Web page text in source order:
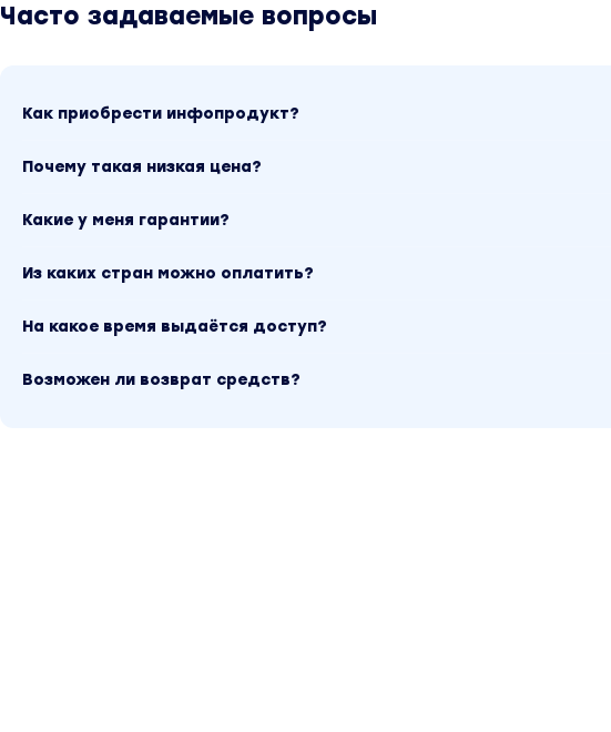
Часто задаваемые вопросы
Как приобрести инфопродукт?
Почему такая низкая цена?
Какие у меня гарантии?
Из каких стран можно оплатить?
На какое время выдаётся доступ?
Возможен ли возврат средств?